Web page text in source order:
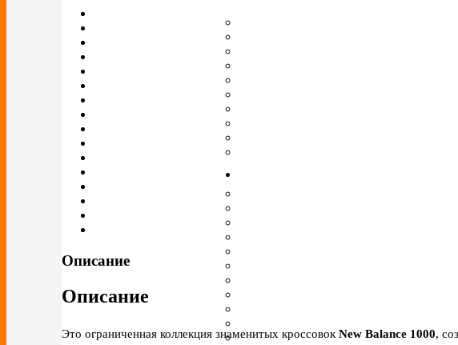
Описание
Описание
Это ограниченная коллекция знаменитых кроссовок New Balance 1000,